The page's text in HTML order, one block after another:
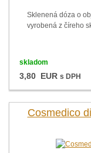
Sklenená dóza o
vyrobená z číreho
skladom
3,80 EUR s DPH
Cosmedico